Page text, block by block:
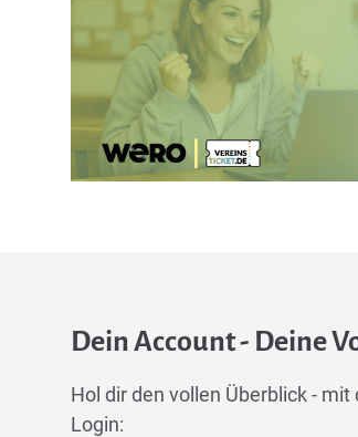
Dein Account - Deine
Hol dir den vollen Überblick -
Login: